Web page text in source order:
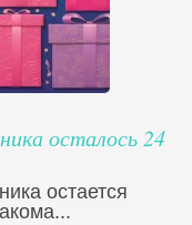
осталось 24
остается